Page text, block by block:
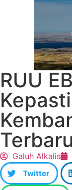
RUU
Galuh Alkalis
Twitter